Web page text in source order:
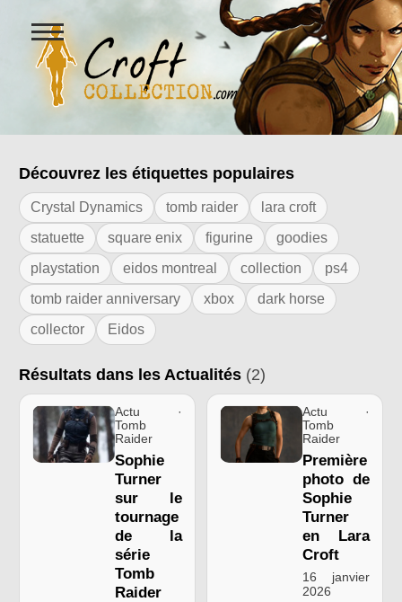
Figurines Lara Croft et
Ouvrir
le
menu
Résultats de l'étiquette "Amazon
Découvrez les étiquettes populaires
Crystal Dynamics tomb raider
lara croft
statuette
square enix figurine
goodies
playstation
eidos montreal collection
ps4
tomb raider anniversary
xbox
dark horse
collector
Eidos
Résultats dans les Actualités (2)
Actu ·
Tomb
Raider
Sophie
Turner
sur le
tournage
de la
série
Tomb
Raider
Actu ·
Tomb
Raider
Première
photo de
Sophie
Turner
en Lara
Croft
16 janvier
2026